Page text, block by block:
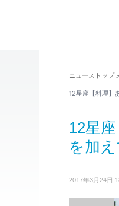
ニューストップ >
12星座【料理】
12星
を加
2017年3月24日